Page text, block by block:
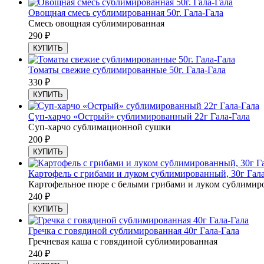
Овощная смесь сублимированная 50г. Гала-Гала
Смесь овощная сублимированная
290 ₽
КУПИТЬ
Томаты свежие сублимированные 50г. Гала-Гала
330 ₽
КУПИТЬ
Суп-харчо «Острый» сублимированный 22г Гала-Гала
Суп-харчо сублимационной сушки
200 ₽
КУПИТЬ
Картофель с грибами и луком сублимированный, 30г
Картофельное пюре с белыми грибами и луком
240 ₽
КУПИТЬ
Гречка с говядиной сублимированная 40г Гала-Гала
Гречневая каша с говядиной сублимированная
240 ₽